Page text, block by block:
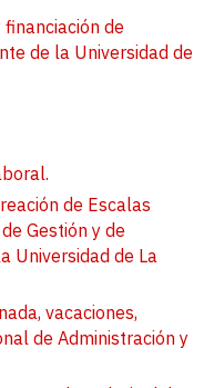
de
de la Universidad de
de Escalas
Gestión y de
Universidad de La
vacaciones,
de Administración y